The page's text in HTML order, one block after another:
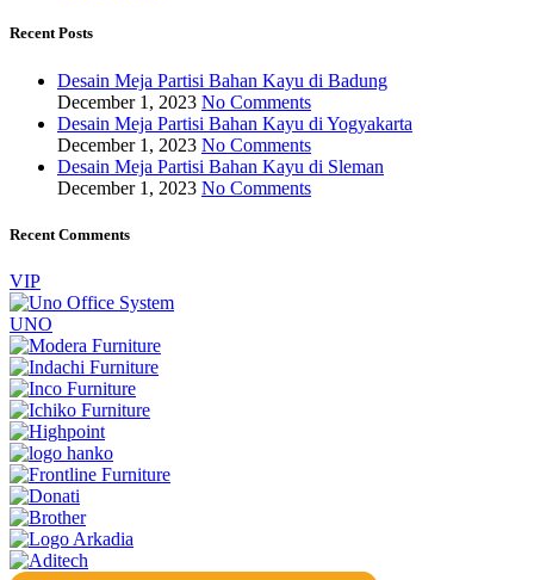
Recent Posts
Desain Meja Partisi Bahan Kayu di Badung
December 1, 2023 No Comments
Desain Meja Partisi Bahan Kayu di Yogyakarta
December 1, 2023 No Comments
Desain Meja Partisi Bahan Kayu di Sleman
December 1, 2023 No Comments
Recent Comments
VIP
UNO